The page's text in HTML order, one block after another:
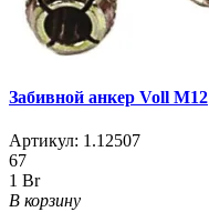
Забивной анкер Voll М12
Артикул: 1.12507
67
1 Br
В корзину